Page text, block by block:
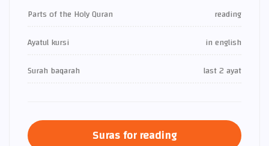
Parts of the Holy Quran
reading
Ayatul kursi
in english
Surah baqarah
last 2 ayat
Suras for reading